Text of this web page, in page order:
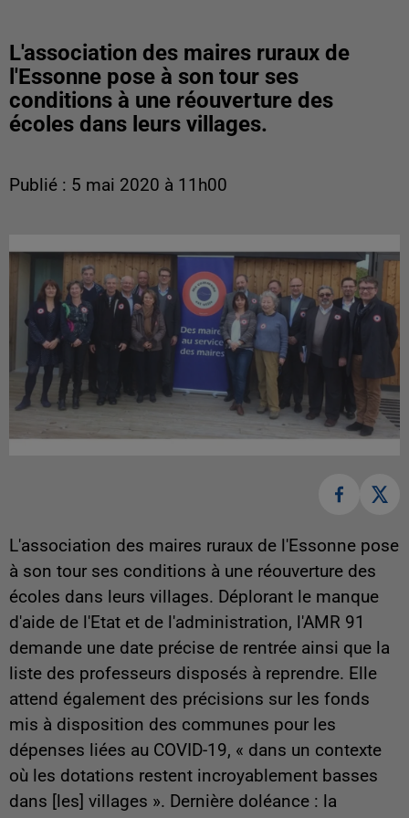
L'association des maires ruraux de
l'Essonne pose à son tour ses
conditions à une réouverture des
écoles dans leurs villages.
Publié : 5 mai 2020 à 11h00
L'association des maires ruraux de l'Essonne pose
à son tour ses conditions à une réouverture des
écoles dans leurs villages. Déplorant le manque
d'aide de l'Etat et de l'administration, l'AMR 91
demande une date précise de rentrée ainsi que la
liste des professeurs disposés à reprendre. Elle
attend également des précisions sur les fonds
mis à disposition des communes pour les
dépenses liées au COVID-19, « dans un contexte
où les dotations restent incroyablement basses
dans [les] villages ». Dernière doléance : la